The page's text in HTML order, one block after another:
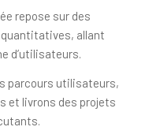
repose sur des
allant
d’utilisateurs.
parcours utilisateurs,
et livrons des projets